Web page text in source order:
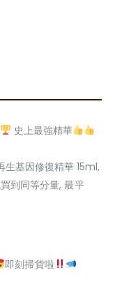
史上最強精華
基因修復精華 15ml,
到同等分量, 最平
即刻掃貨啦